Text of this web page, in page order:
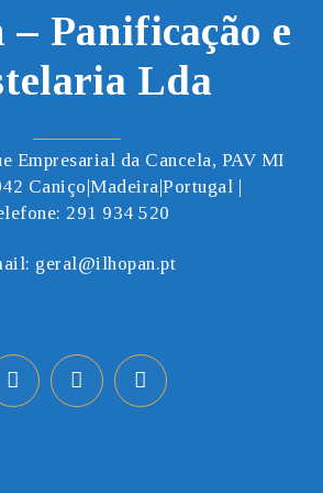
Panificação e
Lda
Empresarial da Cancela, PAV MI
Caniço|Madeira|Portugal |
291 934 520
geral@ilhopan.pt